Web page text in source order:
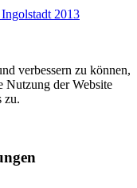
2013
verbessern zu können,
Nutzung der Website
zu.